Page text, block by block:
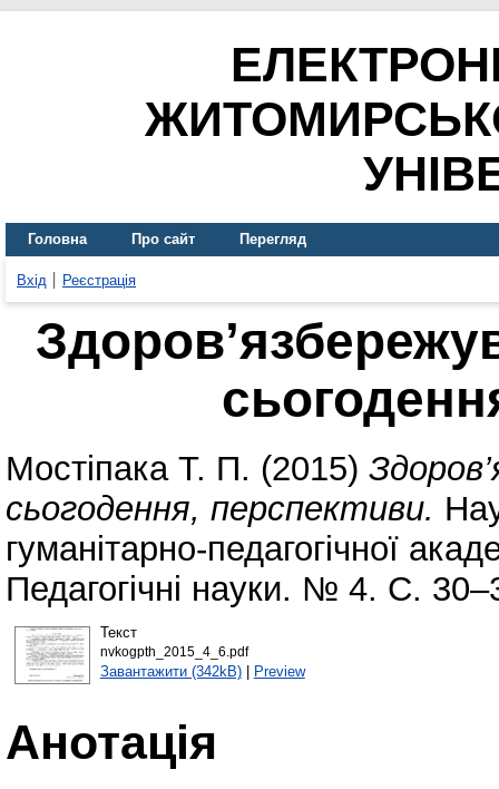
Головна Про сайт Перегляд
Вхід Реєстрація
Мостіпака Т. П. (2015)
сьогодення, перспективи.
гуманітарно-педагогічної
Педагогічні науки. № 4. С.
Текст
nvkogpth_2015_4_6.pdf
Завантажити (342kB)| Preview
Анотація